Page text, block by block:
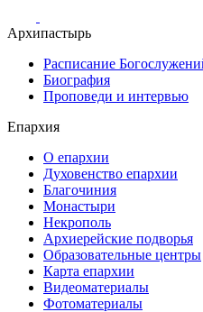
Архипастырь
Расписание
Биография
Проповеди и интервью
Епархия
О епархии
Духовенство епархии
Благочиния
Монастыри
Некрополь
Архиерейские подворья
Образовательные центры
Карта епархии
Видеоматериалы
Фотоматериалы